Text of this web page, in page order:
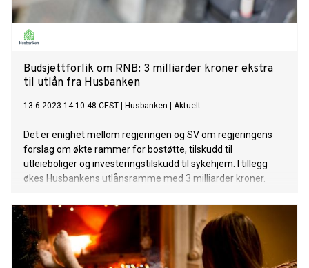
Budsjettforlik om RNB: 3 milliarder kroner ekstra
til utlån fra Husbanken
13.6.2023 14:10:48 CEST Husbanken Aktuelt
Det er enighet mellom regjeringen og SV om regjeringens
forslag om økte rammer for bostøtte, tilskudd til
utleieboliger og investeringstilskudd til sykehjem. I tillegg
økes Husbankens utlånsramme med 3 milliarder kroner.